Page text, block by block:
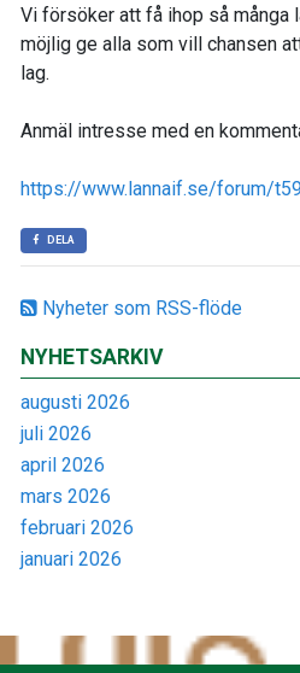
Nyheter som RSS-flöde
NYHETSARKIV
augusti 2026
juli 2026
april 2026
mars 2026
februari 2026
januari 2026
Vi försöker att få ihop så många
möjlig ge alla som vill chansen
lag.
Anmäl intresse med en
https://www.lannaif.se/forum/
DELA